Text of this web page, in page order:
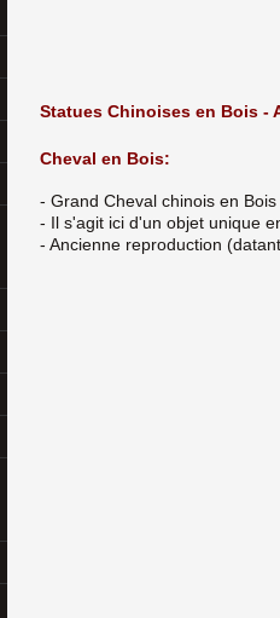
Statues Chinoises en Bois -
Cheval en Bois:
- Grand Cheval chinois en
- Il s'agit ici d'un objet unique
- Ancienne reproduction